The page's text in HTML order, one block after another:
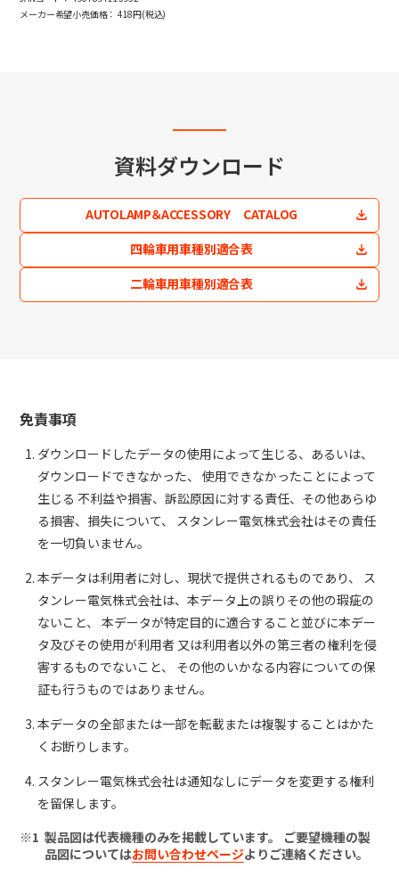
メーカー希望小売価格： 418円(税込)
資料ダウンロード
AUTOLAMP＆ACCESSORY CATALOG
四輪車用車種別適合表
二輪車用車種別適合表
免責事項
ダウンロードしたデータの使用によって生じる、あるいは、
ダウンロードできなかった、 使用できなかったことによって
生じる 不利益や損害、訴訟原因に対する責任、その他あらゆ
る損害、損失について、 スタンレー電気株式会社はその責任
を一切負いません。
本データは利用者に対し、現状で提供されるものであり、 ス
タンレー電気株式会社は、本データ上の誤りその他の瑕疵の
ないこと、 本データが特定目的に適合すること並びに本デー
タ及びその使用が利用者 又は利用者以外の第三者の権利を侵
害するものでないこと、 その他のいかなる内容についての保
証も行うものではありません。
本データの全部または一部を転載または複製することはかた
くお断りします。
スタンレー電気株式会社は通知なしにデータを変更する権利
を留保します。
製品図は代表機種のみを掲載しています。 ご要望機種の製
品図についてはお問い合わせページよりご連絡ください。